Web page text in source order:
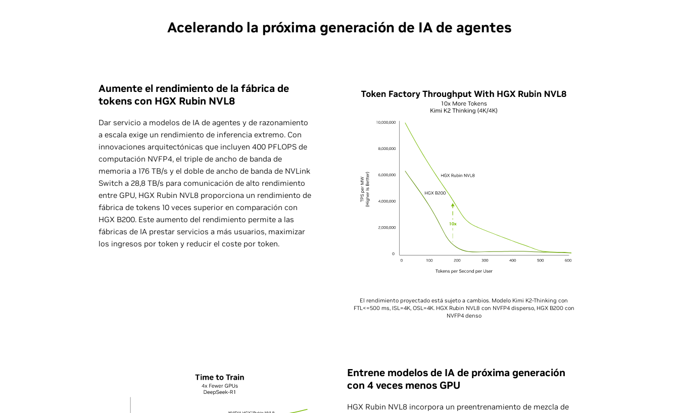
Acelerando la próxima generación de IA de agentes
Aumente el rendimiento de la fábrica de
tokens con HGX Rubin NVL8
Dar servicio a modelos de IA de agentes y de razonamiento
a escala exige un rendimiento de inferencia extremo. Con
innovaciones arquitectónicas que incluyen 400 PFLOPS de
computación NVFP4, el triple de ancho de banda de
memoria a 176 TB/s y el doble de ancho de banda de NVLink
Switch a 28,8 TB/s para comunicación de alto rendimiento
entre GPU, HGX Rubin NVL8 proporciona un rendimiento de
fábrica de tokens 10 veces superior en comparación con
HGX B200. Este aumento del rendimiento permite a las
fábricas de IA prestar servicios a más usuarios, maximizar
los ingresos por token y reducir el coste por token.
El rendimiento proyectado está sujeto a cambios. Modelo Kimi K2-Thinking con
FTL<=500 ms, ISL=4K, OSL=4K. HGX Rubin NVL8 con NVFP4 disperso, HGX B200 con
NVFP4 denso
Entrene modelos de IA de próxima generación
con 4 veces menos GPU
HGX Rubin NVL8 incorpora un preentrenamiento de mezcla de